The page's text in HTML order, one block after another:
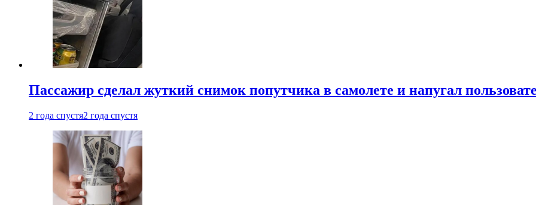
Пассажир сделал жуткий снимок попутчика в самолете и напугал
2 года спустя2 года спустя